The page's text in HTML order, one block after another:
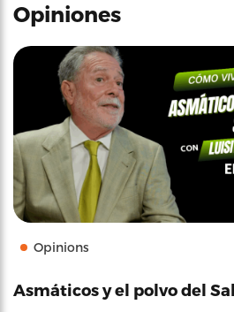
Opiniones
Opinions
Asmáticos y el polvo del